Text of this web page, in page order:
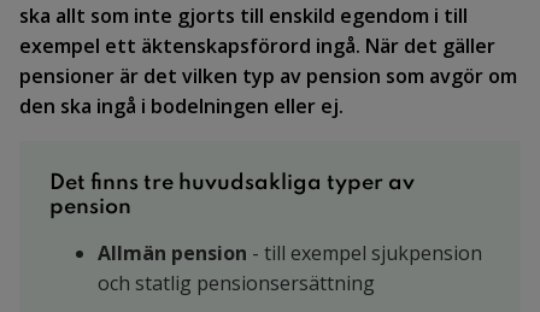
ska allt som inte gjorts till enskild egendom i till
exempel ett äktenskapsförord ingå. När det gäller
pensioner är det vilken typ av pension som avgör om
den ska ingå i bodelningen eller ej.
Det finns tre huvudsakliga typer av
pension
Allmän pension - till exempel sjukpension
och statlig pensionsersättning